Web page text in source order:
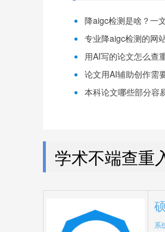
降aigc检测是啥？一
专业降aigc检测的网
用AI写的论文怎么查
论文用AI辅助创作需
本科论文哪些部分容
学术不端查重
系